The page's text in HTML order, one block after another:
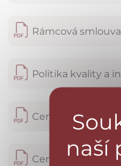
Rámcová
Politika kvality a
Certifikace ČSN
Certifikace ČSN